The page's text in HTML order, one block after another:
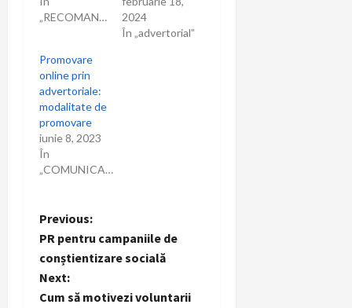
„RECOMANDARI”
2024
În „advertorial”
Promovare
online prin
advertoriale:
modalitate de
promovare
iunie 8, 2023
În
„COMUNICARE”
P
o
s
Previous:
PR pentru campaniile de
conștientizare socială
Next:
Cum să motivezi voluntarii